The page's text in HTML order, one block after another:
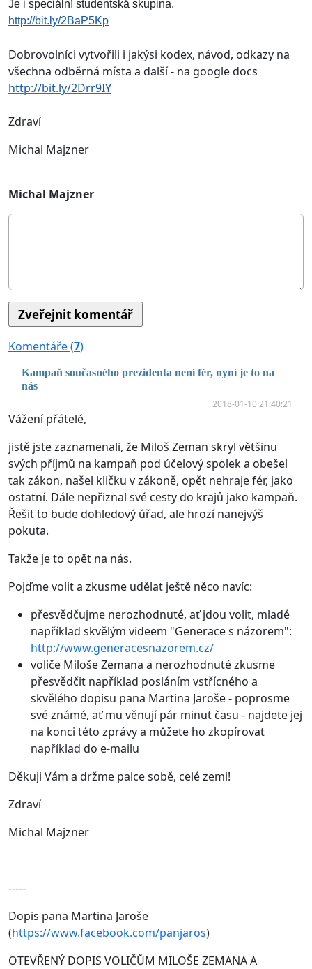
Je i speciální studentská skupina.
http://bit.ly/2BaP5Kp
Dobrovolníci vytvořili i jakýsi kodex, návod, odkazy na
všechna odběrná místa a další - na google docs
http://bit.ly/2Drr9IY
Zdraví
Michal Majzner
Michal Majzner
Komentáře (7)
Kampaň současného prezidenta není fér, nyní je to na
nás
2018-01-10 21:40:21
Vážení přátelé,
jistě jste zaznamenali, že Miloš Zeman skryl většinu
svých příjmů na kampaň pod účelový spolek a obešel
tak zákon, našel kličku v zákoně, opět nehraje fér, jako
ostatní. Dále nepřiznal své cesty do krajů jako kampaň.
Řešit to bude dohledový úřad, ale hrozí nanejvýš
pokuta.
Takže je to opět na nás.
Pojďme volit a zkusme udělat ještě něco navíc:
přesvědčujme nerozhodnuté, ať jdou volit, mladé
například skvělým videem "Generace s názorem":
http://www.generacesnazorem.cz/
voliče Miloše Zemana a nerozhodnuté zkusme
přesvědčit například posláním vstřícného a
skvělého dopisu pana Martina Jaroše - poprosme
své známé, ať mu věnují pár minut času - najdete jej
na konci této zprávy a můžete ho zkopírovat
například do e-mailu
Děkuji Vám a držme palce sobě, celé zemi!
Zdraví
Michal Majzner
-----
Dopis pana Martina Jaroše
(https://www.facebook.com/panjaros)
OTEVŘENÝ DOPIS VOLIČŮM MILOŠE ZEMANA A